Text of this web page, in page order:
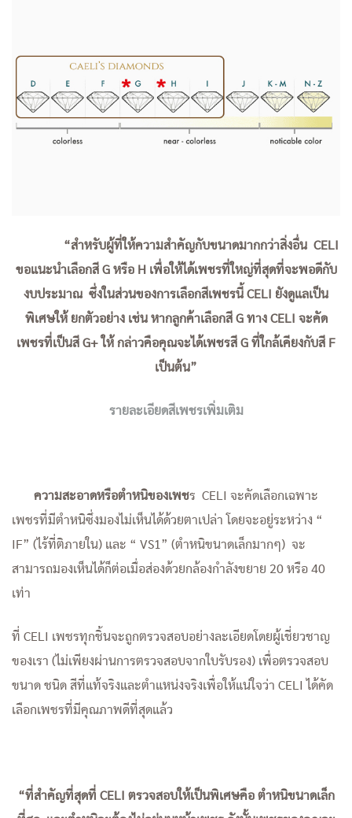
“สำหรับผู้ที่ให้ความสำคัญกับขนาดมากกว่าสิ่งอื่น CELI
ขอแนะนำเลือกสี G หรือ H เพื่อให้ได้เพชรที่ใหญ่ที่สุดที่จะพอดีกับ
งบประมาณ ซึ่งในส่วนของการเลือกสีเพชรนี้ CELI ยังดูแลเป็น
พิเศษให้ ยกตัวอย่าง เช่น หากลูกค้าเลือกสี G ทาง CELI จะคัด
เพชรที่เป็นสี G+ ให้ กล่าวคือคุณจะได้เพชรสี G ที่ใกล้เคียงกับสี F
เป็นต้น”
รายละเอียดสีเพชรเพิ่มเติม
ความสะอาดหรือตำหนิของเพชร CELI จะคัดเลือกเฉพาะ
เพชรที่มีตำหนิซึ่งมองไม่เห็นได้ด้วยตาเปล่า โดยจะอยู่ระหว่าง “
IF” (ไร้ที่ติภายใน) และ “ VS1” (ตำหนิขนาดเล็กมากๆ) จะ
สามารถมองเห็นได้ก็ต่อเมื่อส่องด้วยกล้องกำลังขยาย 20 หรือ 40
เท่า
ที่ CELI เพชรทุกชิ้นจะถูกตรวจสอบอย่างละเอียดโดยผู้เชี่ยวชาญ
ของเรา (ไม่เพียงผ่านการตรวจสอบจากใบรับรอง) เพื่อตรวจสอบ
ขนาด ชนิด สีที่แท้จริงและตำแหน่งจริงเพื่อให้แน่ใจว่า CELI ได้คัด
เลือกเพชรที่มีคุณภาพดีที่สุดแล้ว
“ที่สำคัญที่สุดที่ CELI ตรวจสอบให้เป็นพิเศษคือ ตำหนิขนาดเล็ก